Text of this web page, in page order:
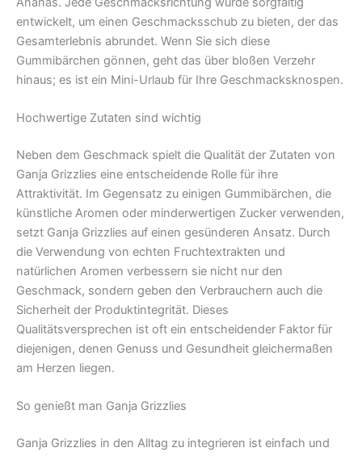
entwickelt, um einen Geschmacksschub zu bieten, der das
Gesamterlebnis abrundet. Wenn Sie sich diese
Gummibärchen gönnen, geht das über bloßen Verzehr
hinaus; es ist ein Mini-Urlaub für Ihre Geschmacksknospen.
Hochwertige Zutaten sind wichtig
Neben dem Geschmack spielt die Qualität der Zutaten von
Ganja Grizzlies eine entscheidende Rolle für ihre
Attraktivität. Im Gegensatz zu einigen Gummibärchen, die
künstliche Aromen oder minderwertigen Zucker verwenden,
setzt Ganja Grizzlies auf einen gesünderen Ansatz. Durch
die Verwendung von echten Fruchtextrakten und
natürlichen Aromen verbessern sie nicht nur den
Geschmack, sondern geben den Verbrauchern auch die
Sicherheit der Produktintegrität. Dieses
Qualitätsversprechen ist oft ein entscheidender Faktor für
diejenigen, denen Genuss und Gesundheit gleichermaßen
am Herzen liegen.
So genießt man Ganja Grizzlies
Ganja Grizzlies in den Alltag zu integrieren ist einfach und